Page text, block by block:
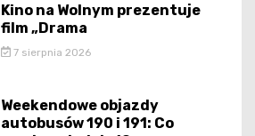
Kino na Wolnym prezentuje
film „Drama
7 sierpnia 2026
Weekendowe objazdy
autobusów 190 i 191: Co